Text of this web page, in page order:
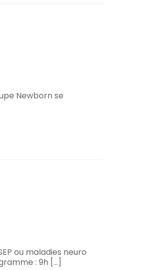
Newborn se
ou maladies neuro
: 9h [...]